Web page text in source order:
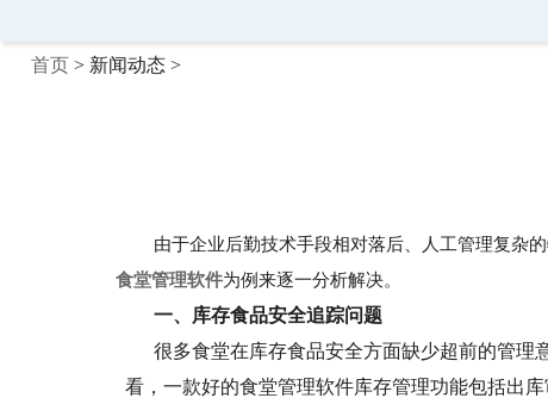
首页 > 新闻动态 >
由于企业后勤技术手段相对落后、人工管理复杂
食堂管理软件为例来逐一分析解决。
一、库存食品安全追踪问题
很多食堂在库存食品安全方面缺少超前的管理
看，一款好的食堂管理软件库存管理功能包括出